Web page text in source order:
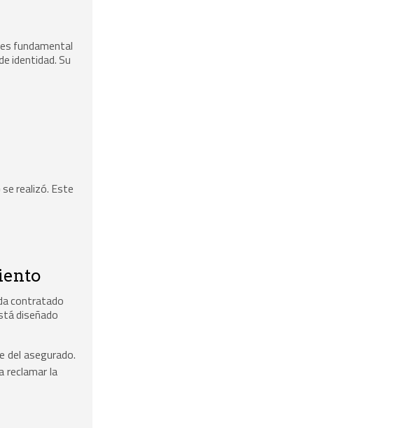
fundamental
identidad. Su
realizó. Este
contratado
diseñado
del asegurado.
reclamar la